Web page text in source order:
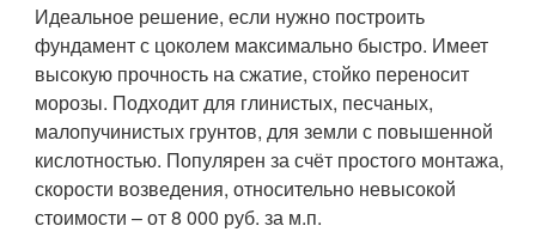
Идеальное решение, если нужно построить
фундамент с цоколем максимально быстро. Имеет
высокую прочность на сжатие, стойко переносит
морозы. Подходит для глинистых, песчаных,
малопучинистых грунтов, для земли с повышенной
кислотностью. Популярен за счёт простого монтажа,
скорости возведения, относительно невысокой
стоимости – от 8 000 руб. за м.п.